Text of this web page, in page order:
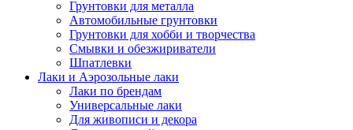
Грунтовки для металла
Автомобильные грунтовки
Грунтовки для хобби и творчества
Смывки и обезжириватели
Шпатлевки
Лаки и Аэрозольные лаки
Лаки по брендам
Универсальные лаки
Для живописи и декора